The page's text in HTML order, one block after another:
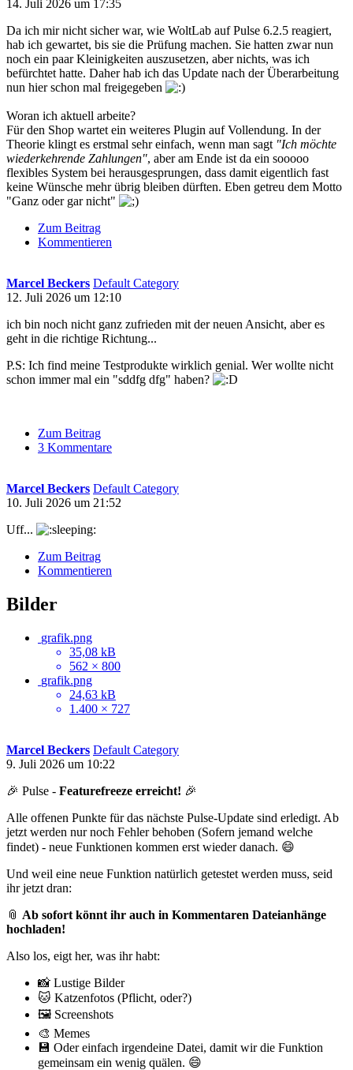
14. Juli 2026 um 17:35
Da ich mir nicht sicher war, wie WoltLab auf Pulse 6.2.5 reagiert,
hab ich gewartet, bis sie die Prüfung machen. Sie hatten zwar nun
noch ein paar Kleinigkeiten auszusetzen, aber nichts, was ich
befürchtet hatte. Daher hab ich das Update nach der Überarbeitung
nun hier schon mal freigegeben
Woran ich aktuell arbeite?
Für den Shop wartet ein weiteres Plugin auf Vollendung. In der
Theorie klingt es erstmal sehr einfach, wenn man sagt "Ich möchte
wiederkehrende Zahlungen", aber am Ende ist da ein sooooo
flexibles System bei herausgesprungen, dass damit eigentlich fast
keine Wünsche mehr übrig bleiben dürften. Eben getreu dem Motto
"Ganz oder gar nicht"
Zum Beitrag
Kommentieren
Marcel Beckers Default Category
12. Juli 2026 um 12:10
ich bin noch nicht ganz zufrieden mit der neuen Ansicht, aber es
geht in die richtige Richtung...
P.S: Ich find meine Testprodukte wirklich genial. Wer wollte nicht
schon immer mal ein "sddfg dfg" haben?
Zum Beitrag
3 Kommentare
Marcel Beckers Default Category
10. Juli 2026 um 21:52
Uff...
Zum Beitrag
Kommentieren
Bilder
grafik.png
35,08 kB
562 × 800
grafik.png
24,63 kB
1.400 × 727
Marcel Beckers Default Category
9. Juli 2026 um 10:22
🎉 Pulse - Featurefreeze erreicht! 🎉
Alle offenen Punkte für das nächste Pulse-Update sind erledigt. Ab
jetzt werden nur noch Fehler behoben (Sofern jemand welche
findet) - neue Funktionen kommen erst wieder danach. 😄
Und weil eine neue Funktion natürlich getestet werden muss, seid
ihr jetzt dran:
📎 Ab sofort könnt ihr auch in Kommentaren Dateianhänge
hochladen!
Also los, eigt her, was ihr habt:
📸 Lustige Bilder
🐱 Katzenfotos (Pflicht, oder?)
🖼️ Screenshots
🎨 Memes
💾 Oder einfach irgendeine Datei, damit wir die Funktion
gemeinsam ein wenig quälen. 😄